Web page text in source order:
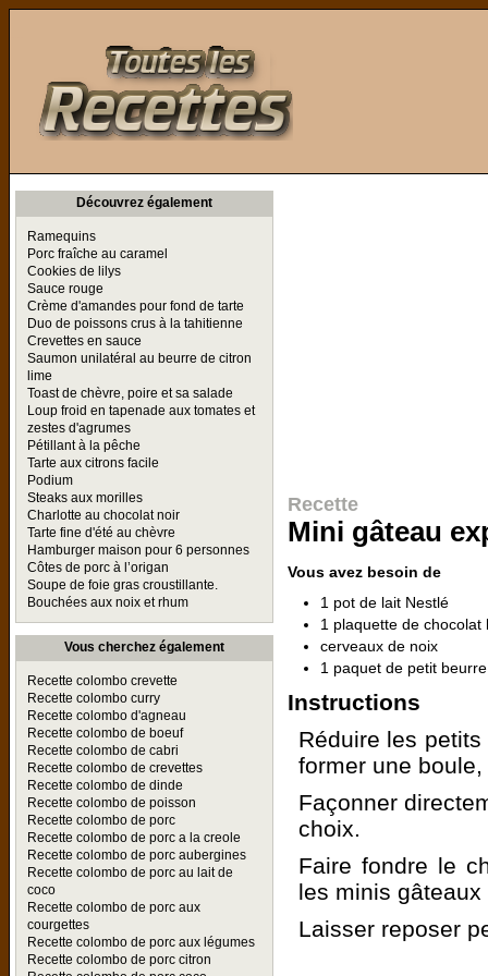
Découvrez également
Ramequins
Porc fraîche au caramel
Cookies de lilys
Sauce rouge
Crème d'amandes pour fond de tarte
Duo de poissons crus à la tahitienne
Crevettes en sauce
Saumon unilatéral au beurre de citron
lime
Toast de chèvre, poire et sa salade
Loup froid en tapenade aux tomates et
zestes d'agrumes
Pétillant à la pêche
Tarte aux citrons facile
Podium
Steaks aux morilles
Charlotte au chocolat noir
Tarte fine d'été au chèvre
Hamburger maison pour 6 personnes
Côtes de porc à l’origan
Soupe de foie gras croustillante.
Bouchées aux noix et rhum
Vous cherchez également
Recette colombo crevette
Recette colombo curry
Recette colombo d'agneau
Recette colombo de boeuf
Recette colombo de cabri
Recette colombo de crevettes
Recette colombo de dinde
Recette colombo de poisson
Recette colombo de porc
Recette colombo de porc a la creole
Recette colombo de porc aubergines
Recette colombo de porc au lait de
coco
Recette colombo de porc aux
courgettes
Recette colombo de porc aux légumes
Recette colombo de porc citron
Recette
Mini gâteau
Vous avez besoin de
1 pot de lait Nestlé
1 plaquette de chocolat
cerveaux de noix
1 paquet de petit beurre
Instructions
Réduire les
former une
Façonner
choix.
Faire fondre le
les minis
Laisser reposer